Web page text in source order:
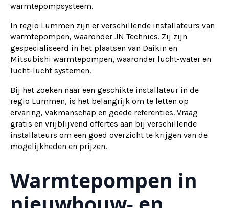
warmtepompsysteem.
In regio Lummen zijn er verschillende installateurs van
warmtepompen, waaronder JN Technics. Zij zijn
gespecialiseerd in het plaatsen van Daikin en
Mitsubishi warmtepompen, waaronder lucht-water en
lucht-lucht systemen.
Bij het zoeken naar een geschikte installateur in de
regio Lummen, is het belangrijk om te letten op
ervaring, vakmanschap en goede referenties. Vraag
gratis en vrijblijvend offertes aan bij verschillende
installateurs om een goed overzicht te krijgen van de
mogelijkheden en prijzen.
Warmtepompen in